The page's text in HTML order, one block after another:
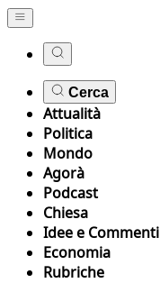
Cerca
Attualità
Politica
Mondo
Agorà
Podcast
Chiesa
Idee e Commenti
Economia
Rubriche